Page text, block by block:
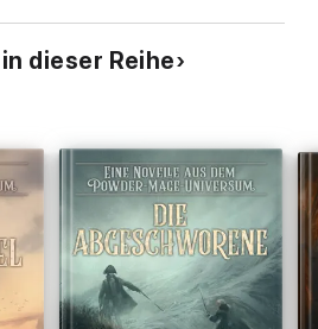
dieser Reihe